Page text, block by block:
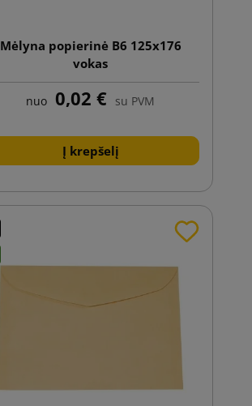
Mėlyna popierinė B6 125x176
vokas
nuo 0,02 € su PVM
Į krepšelį